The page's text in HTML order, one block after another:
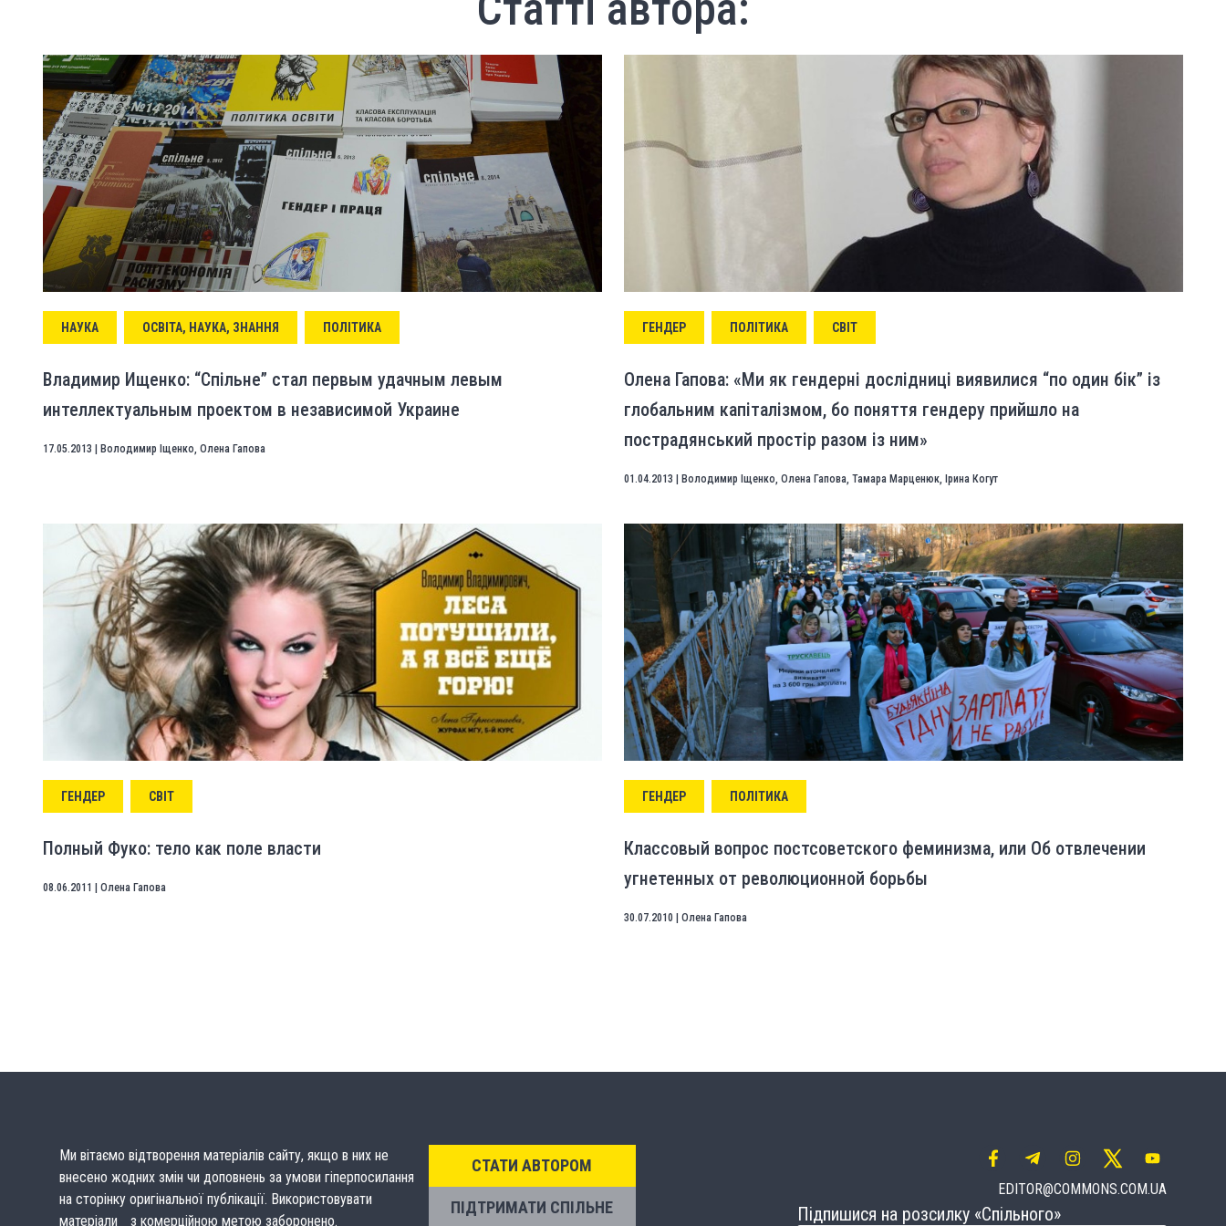
НАУКА ОСВІТА, НАУКА, ЗНАННЯ ПОЛІТИКА
Владимир Ищенко: “Спільне” стал первым удачным левым
интеллектуальным проектом в независимой Украине
17.05.2013 Володимир Іщенко, Олена Гапова
ГЕНДЕР ПОЛІТИКА СВІТ
Олена Гапова: «Ми як гендерні дослідниці виявилися “по один бік” із
глобальним капіталізмом, бо поняття гендеру прийшло на
пострадянський простір разом із ним»
01.04.2013 Володимир Іщенко, Олена Гапова, Тамара Марценюк, Ірина Когут
ГЕНДЕР СВІТ
Полный Фуко: тело как поле власти
08.06.2011 Олена Гапова
ГЕНДЕР ПОЛІТИКА
Классовый вопрос постсоветского феминизма, или Об отвлечении
угнетенных от революционной борьбы
30.07.2010 Олена Гапова
Ми вітаємо відтворення матеріалів сайту, якщо в них не
внесено жодних змін чи доповнень за умови гіперпосилання
на сторінку оригінальної публікації. Використовувати
матеріали з комерційною метою заборонено.
СТАТИ АВТОРОМ
ПІДТРИМАТИ СПІЛЬНЕ
EDITOR@COMMONS.COM.UA
Підпишися на розсилку «Спільного»